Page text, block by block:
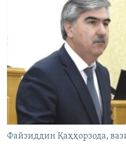
ГУЗОРИШҲОИ РАДИОӢ
ПАЙГИРӢ КУНЕД
Ҳамаи сомонаҳои RFE/
Файзиддин Қаҳҳорзода,